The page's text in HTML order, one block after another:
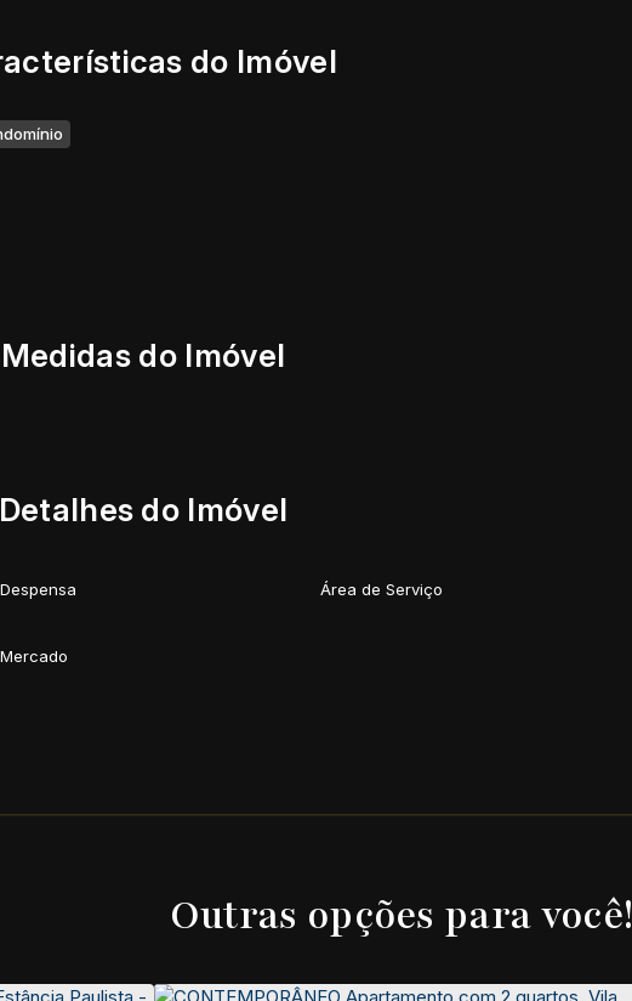
do Imóvel
Medidas do Imóvel
Detalhes do Imóvel
Despensa Área de Serviço
Mercado
Outras opções para você!